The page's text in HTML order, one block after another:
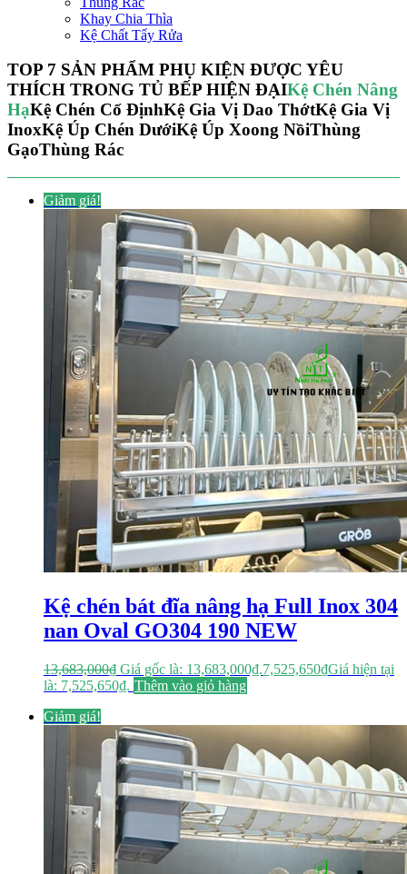
Khay Chia Thìa
Kệ Chất Tẩy Rửa
TOP 7 SẢN PHẨM PHỤ KIỆN ĐƯỢC YÊU
THÍCH TRONG TỦ BẾP HIỆN ĐẠIKệ Chén Nâng
HạKệ Chén Cố ĐịnhKệ Gia Vị Dao ThớtKệ Gia Vị
InoxKệ Úp Chén DướiKệ Úp Xoong NồiThùng
GạoThùng Rác
Giảm giá!
Kệ chén bát đĩa nâng hạ Full Inox 304
nan Oval GO304 190 NEW
13,683,000₫ Giá gốc là: 13,683,000₫.7,525,650₫Giá hiện tại
là: 7,525,650₫. Thêm vào giỏ hàng
Giảm giá!